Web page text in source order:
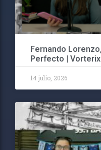
Fernando
Perfecto | Vorterix
14 julio, 2026